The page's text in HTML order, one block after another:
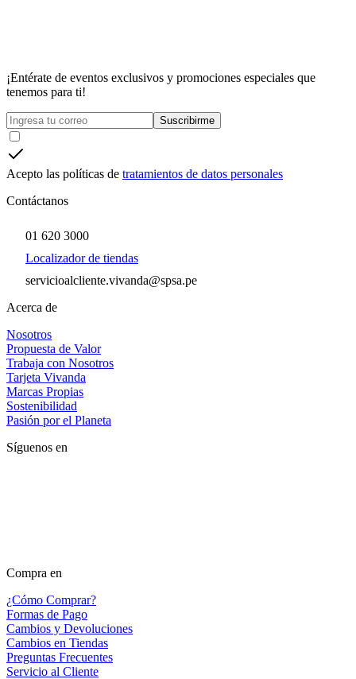
¡Entérate de eventos exclusivos y promociones especiales que
tenemos para ti!
Suscribirme
Acepto las políticas de tratamientos de datos personales
Contáctanos
01 620 3000
Localizador de tiendas
servicioalcliente.vivanda@spsa.pe
Acerca de
Nosotros
Propuesta de Valor
Trabaja con Nosotros
Tarjeta Vivanda
Marcas Propias
Sostenibilidad
Pasión por el Planeta
Síguenos en
Compra en
¿Cómo Comprar?
Formas de Pago
Cambios y Devoluciones
Cambios en Tiendas
Preguntas Frecuentes
Servicio al Cliente